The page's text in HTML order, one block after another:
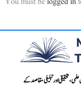
تحقیقی اور تبلیغی مقاصد کے